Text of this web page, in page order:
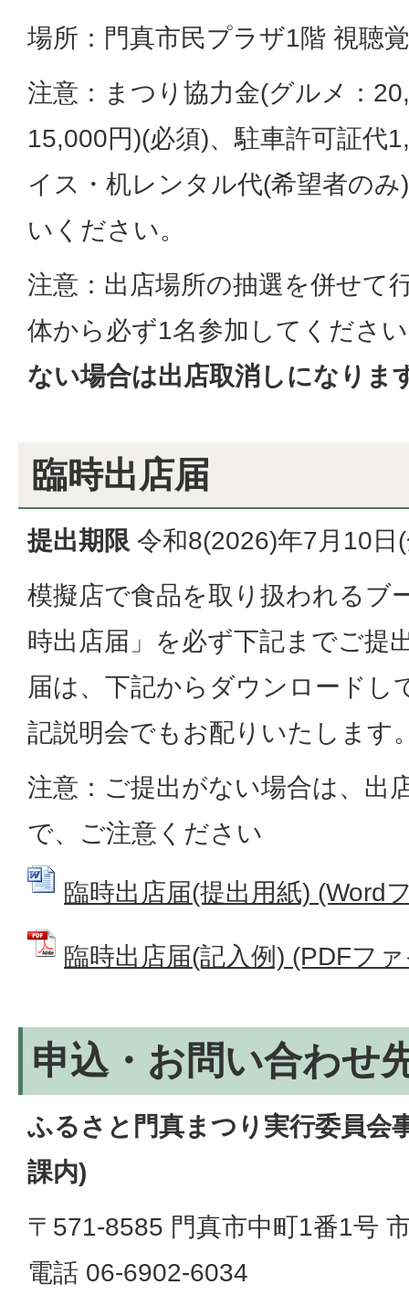
場所：門真市民プラザ1階 視聴
注意：まつり協力金(グルメ：
15,000円)(必須)、駐車許可証代
イス・机レンタル代(希望者の
いください。
注意：出店場所の抽選を併せて
体から必ず1名参加してくださ
ない場合は出店取消しになりま
臨時出店届
提出期限 令和8(2026)年7月10日
模擬店で食品を取り扱われるブ
時出店届」を必ず下記までご提
届は、下記からダウンロードし
記説明会でもお配りいたします
注意：ご提出がない場合は、出
で、ご注意ください
臨時出店届(提出用紙) (Word
臨時出店届(記入例) (PDFフ
申込・お問い合わせ
ふるさと門真まつり実行委員会
課内)
〒571-8585 門真市中町1番1号
電話 06-6902-6034